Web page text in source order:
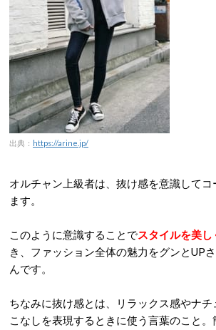
出典： https://arine.jp/
オルチャン上級者は、抜け感を意識して
ます。
このように意識することでスタイルを美し
き、ファッション全体の魅力をグンとUP
んです。
ちなみに抜け感とは、リラックス感やナ
こなしを表現するときに使う言葉のこと